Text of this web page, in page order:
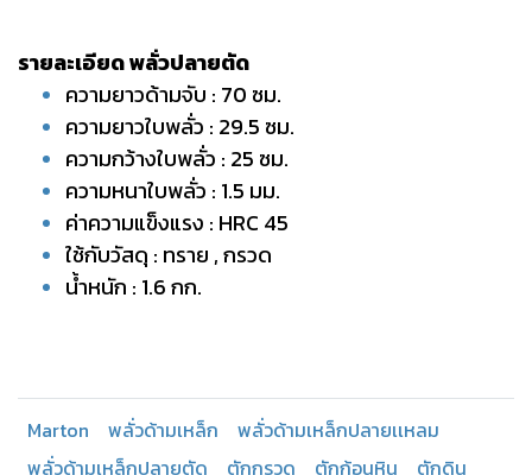
รายละเอียด พลั่วปลายตัด
ความยาวด้ามจับ : 70 ซม.
ความยาวใบพลั่ว : 29.5 ซม.
ความกว้างใบพลั่ว : 25 ซม.
ความหนาใบพลั่ว : 1.5 มม.
ค่าความแข็งแรง : HRC 45
ใช้กับวัสดุ : ทราย , กรวด
น้ำหนัก : 1.6 กก.
Marton พลั่วด้ามเหล็ก
พลั่วด้ามเหล็กปลายเเหลม
พลั่วด้ามเหล็กปลายตัด
ตักกรวด ตักก้อนหิน
ตักดิน